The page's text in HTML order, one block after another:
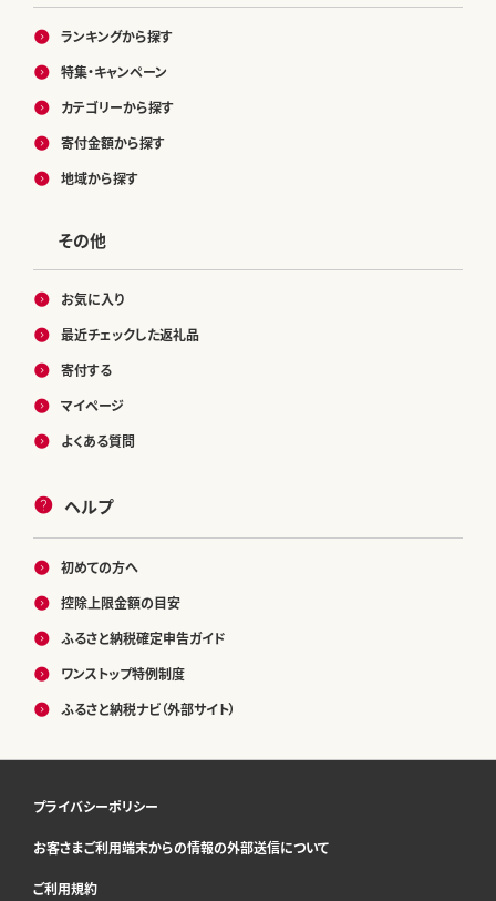
ランキングから探す
特集・キャンペーン
カテゴリーから探す
寄付金額から探す
地域から探す
その他
お気に入り
最近チェックした返礼品
寄付する
マイページ
よくある質問
ヘルプ
初めての方へ
控除上限金額の目安
ふるさと納税確定申告ガイド
ワンストップ特例制度
ふるさと納税ナビ（外部サイト）
プライバシーポリシー
お客さまご利用端末からの情報の外部送信について
ご利用規約